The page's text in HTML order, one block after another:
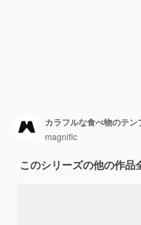
カラフルな食べ物のテ
magnific
このシリーズの他の作品